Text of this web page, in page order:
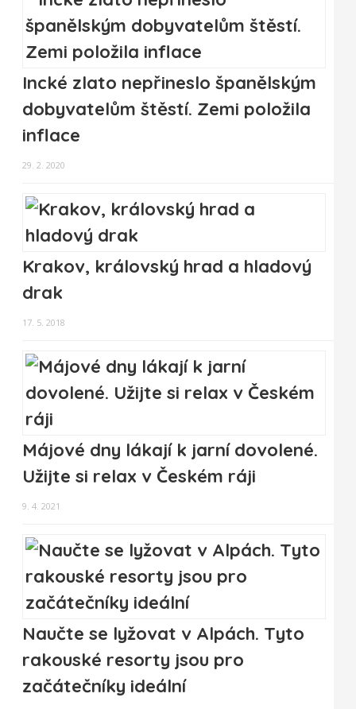
Incké zlato nepřineslo španělským
dobyvatelům štěstí. Zemi položila
inflace
29. 2. 2020
Krakov, královský hrad a hladový
drak
17. 5. 2018
Májové dny lákají k jarní dovolené.
Užijte si relax v Českém ráji
9. 4. 2021
Naučte se lyžovat v Alpách. Tyto
rakouské resorty jsou pro
začátečníky ideální